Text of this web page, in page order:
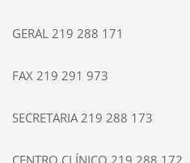
GERAL 219 288 171
FAX 219 291 973
SECRETARIA 219 288 173
CENTRO CLÍNICO 219 288 172